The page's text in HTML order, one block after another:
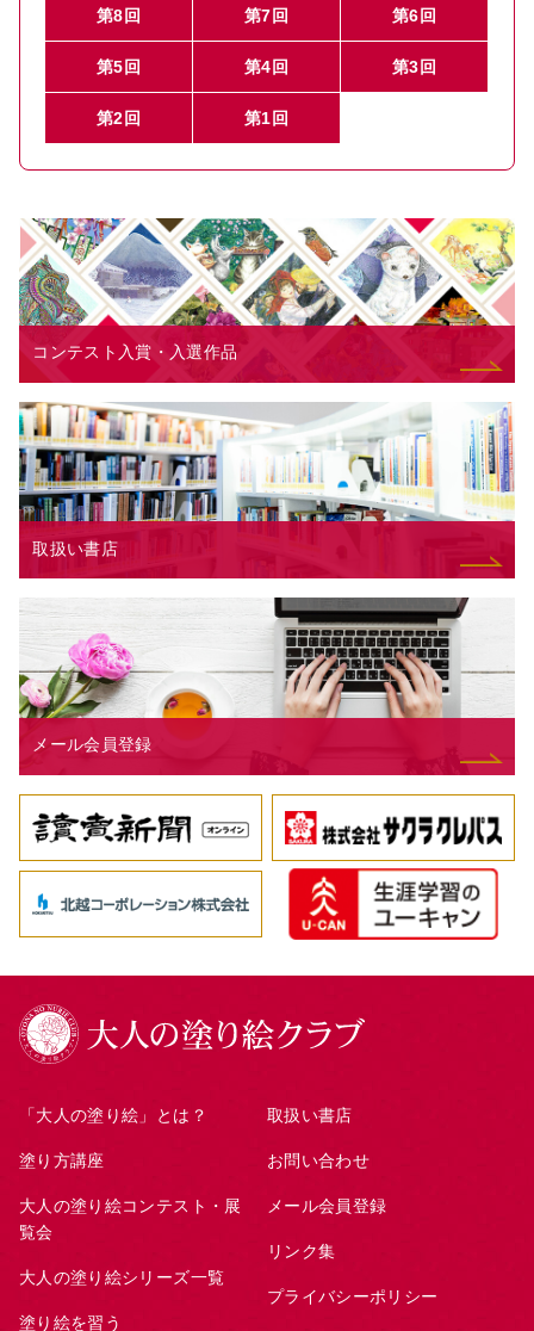
第8回 第7回 第6回
第5回 第4回 第3回
第2回 第1回
コンテスト入賞・入選作品
取扱い書店
メール会員登録
「大人の塗り絵」とは？
塗り方講座
大人の塗り絵コンテスト・展
覧会
大人の塗り絵シリーズ一覧
塗り絵を習う
取扱い書店
お問い合わせ
メール会員登録
リンク集
プライバシーポリシー